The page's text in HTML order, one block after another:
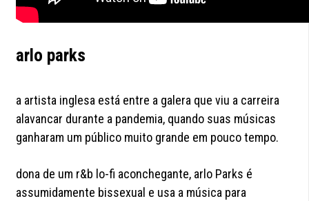
arlo parks
a artista inglesa está entre a galera que viu a carreira
alavancar durante a pandemia, quando suas músicas
ganharam um público muito grande em pouco tempo.
dona de um r&b lo-fi aconchegante, arlo Parks é
assumidamente bissexual e usa a música para